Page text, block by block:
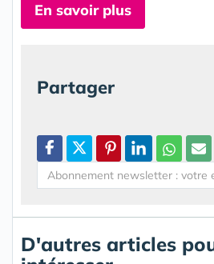
En savoir plus
Partager
D'autres articles